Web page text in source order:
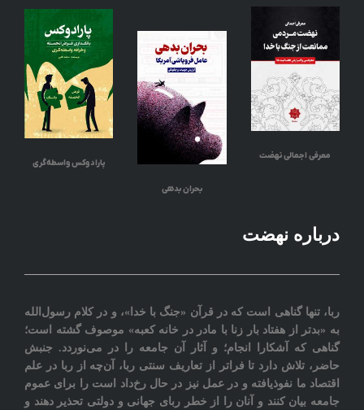
معرفی اجمالی نهضت
بحران بدهی
پارادوکس واسطه‌گری
درباره نهضت
ربا، تنها گناهی است که در قرآن «جنگ با خدا»، و در کلام رسول‌الله
به «بدتر از هفتاد بار زنا با مادر در خانه کعبه» موصوف گشته است؛
گناهی که آشکارا انجام؛ و آثار آن جامعه را در می‌نوردد‎. جنبش
حاضر، تلاش دارد تا فراتر از تعاريف سنتی ربا، آن‌چه از ربا در علم
اقتصاد ما نفوذیافته و در عمل نیز در حال رخ‌داد است را برای عموم
جامعه بيان کنند و آنان را از خطر ربای جهانی و دولتی تحذیر دهند و